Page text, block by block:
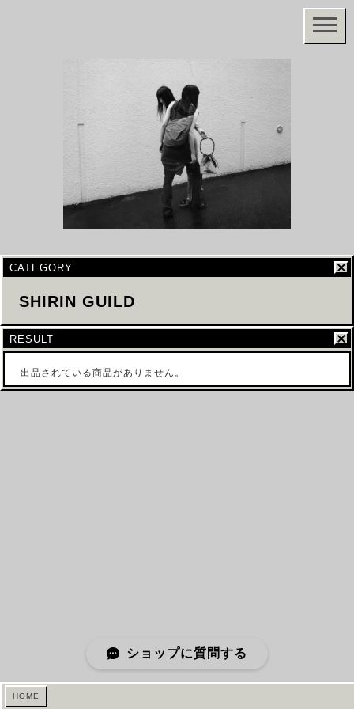
CATEGORY
SHIRIN GUILD
RESULT
出品されている商品がありません。
HOME
ショップに質問する